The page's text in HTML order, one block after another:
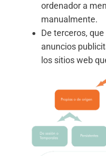
ordenador a
manualmente.
De terceros,
anuncios
los sitios web